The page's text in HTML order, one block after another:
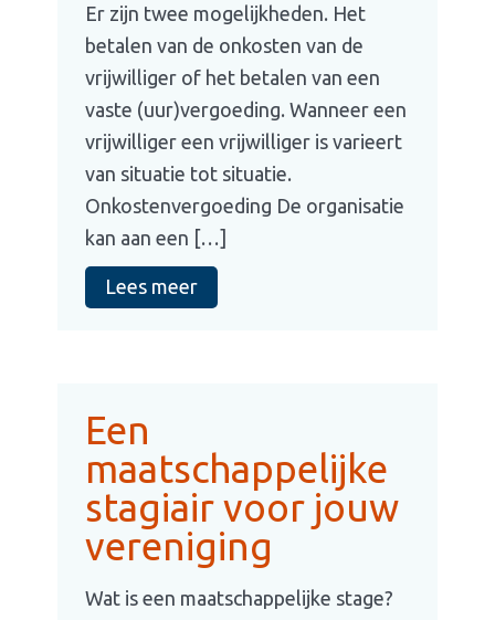
Er zijn twee mogelijkheden. Het
betalen van de onkosten van de
vrijwilliger of het betalen van een
vaste (uur)vergoeding. Wanneer een
vrijwilliger een vrijwilliger is varieert
van situatie tot situatie.
Onkostenvergoeding De organisatie
kan aan een […]
Lees meer
Een
maatschappelijke
stagiair voor jouw
vereniging
Wat is een maatschappelijke stage?